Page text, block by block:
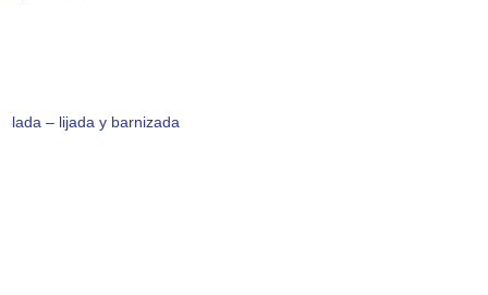
– lijada y barnizada